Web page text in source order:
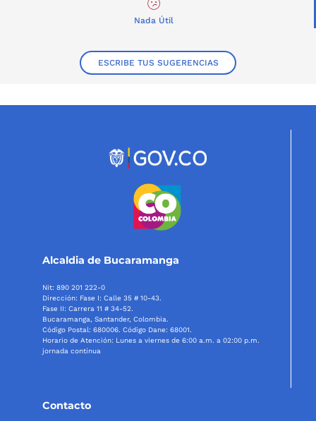
Nada Útil
ESCRIBE TUS SUGERENCIAS
Alcaldia de Bucaramanga
Nit: 890 201 222-0
Dirección: Fase I: Calle 35 # 10-43.
Fase II: Carrera 11 # 34-52.
Bucaramanga, Santander, Colombia.
Código Postal: 680006. Código Dane: 68001.
Horario de Atención: Lunes a viernes de 6:00 a.m. a 02:00 p.m.
jornada contínua
Contacto